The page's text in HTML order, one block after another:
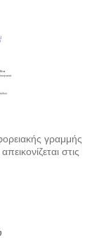
γραμμής
στις